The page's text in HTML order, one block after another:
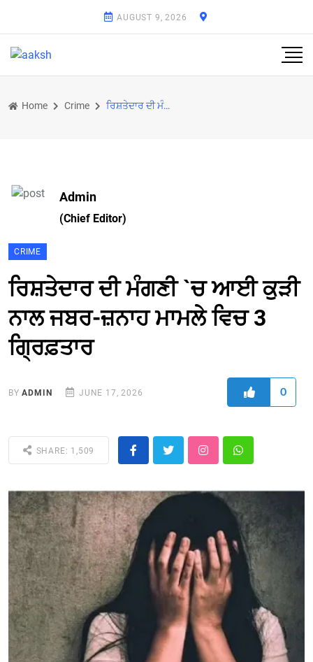
AUGUST 9, 2026
Home Crime ਰਿਸ਼ਤੇਦਾਰ ਦੀ ਮੰਗਣੀ `ਚ ਆਈ ਕੁੜੀ ਨਾਲ ਜਬਰ-ਜ਼ਨਾਹ ਮਾਮਲੇ ਵਿਚ 3 ਗ੍ਰਿਫ਼ਤਾਰ
Admin
(Chief Editor)
CRIME
ਰਿਸ਼ਤੇਦਾਰ ਦੀ ਮੰਗਣੀ `ਚ ਆਈ ਕੁੜੀ
ਨਾਲ ਜਬਰ-ਜ਼ਨਾਹ ਮਾਮਲੇ ਵਿਚ 3
ਗ੍ਰਿਫ਼ਤਾਰ
BYADMIN JUNE 17, 2026 0
SHARE: 1,509